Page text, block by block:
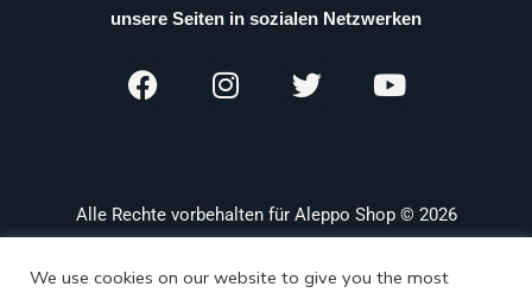
unsere Seiten in sozialen Netzwerken
Alle Rechte vorbehalten für Aleppo Shop © 2026
We use cookies on our website to give you the most